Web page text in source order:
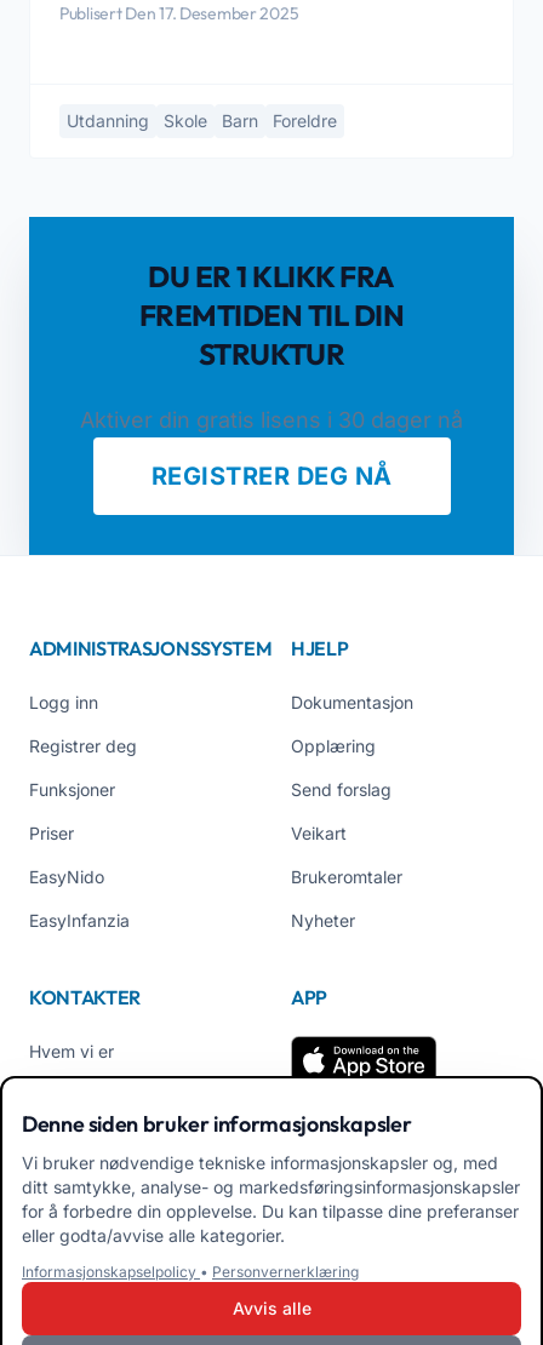
Publisert Den 17. Desember 2025
Utdanning Skole Barn Foreldre
DU ER 1 KLIKK FRA
FREMTIDEN TIL DIN
STRUKTUR
Aktiver din gratis lisens i 30 dager nå
REGISTRER DEG NÅ
ADMINISTRASJONSSYSTEM
Logg inn
Registrer deg
Funksjoner
Priser
EasyNido
EasyInfanzia
HJELP
Dokumentasjon
Opplæring
Send forslag
Veikart
Brukeromtaler
Nyheter
KONTAKTER
Hvem vi er
Tel +39 02 84152514
APP
Last ned APK App for
familier
pedagoger
Denne siden bruker informasjonskapsler
Vi bruker nødvendige tekniske informasjonskapsler og, med
ditt samtykke, analyse- og markedsføringsinformasjonskapsler
for å forbedre din opplevelse. Du kan tilpasse dine preferanser
eller godta/avvise alle kategorier.
Informasjonskapselpolicy • Personvernerklæring
Avvis alle